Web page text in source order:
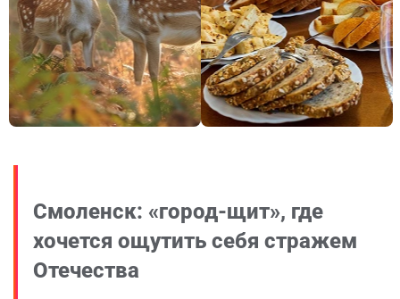
Смоленск: «город-щит», где
хочется ощутить себя стражем
Отечества